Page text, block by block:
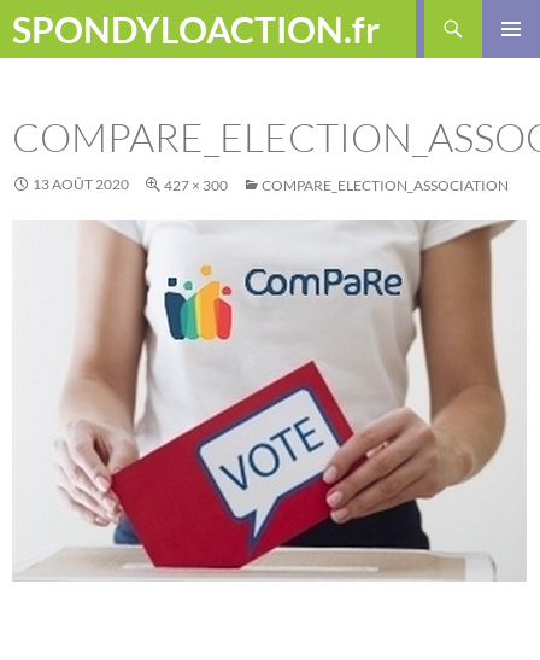
Aller
auSPONDYLOACTION.fr
Recherche
13 AOÛT 2020 427 × 300 COMPARE_ELECTION_ASSOCIATION